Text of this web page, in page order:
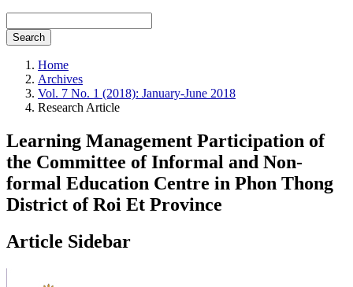
Search
Home
Archives
Vol. 7 No. 1 (2018): January-June 2018
Research Article
Learning Management Participation of
the Committee of Informal and Non-
formal Education Centre in Phon Thong
District of Roi Et Province
Article Sidebar